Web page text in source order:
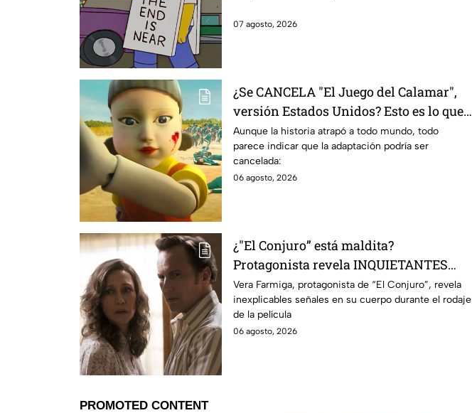
07 agosto, 2026
¿Se CANCELA "El Juego del Calamar",
versión Estados Unidos? Esto es lo que
se sabe al momento
Aunque la historia atrapó a todo mundo, todo
parece indicar que la adaptación podría ser
cancelada:
06 agosto, 2026
¿"El Conjuro” está maldita?
Protagonista revela INQUIETANTES
señales en su cuerpo durante la
grabación de la película
Vera Farmiga, protagonista de “El Conjuro”, revela
inexplicables señales en su cuerpo durante el rodaje
de la película
06 agosto, 2026